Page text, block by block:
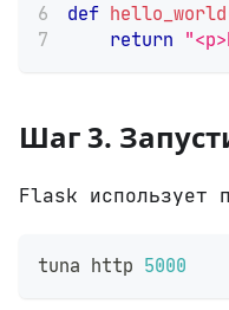
def hello_world
return
Шаг 3.
Flask использует
tuna http 5000